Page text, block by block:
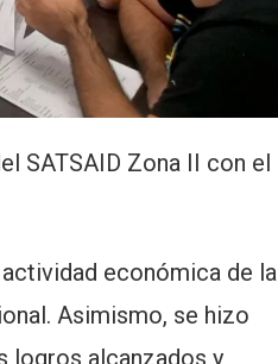
SATSAID Zona II con el
económica de la
Asimismo, se hizo
logros alcanzados y